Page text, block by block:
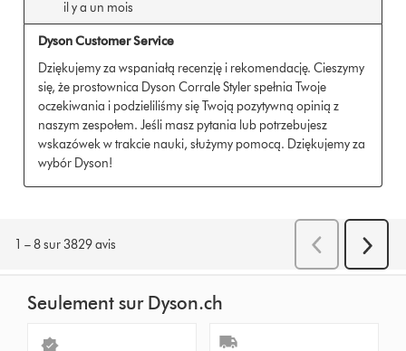
Seulement sur Dyson.ch